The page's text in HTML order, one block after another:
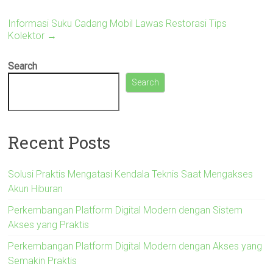
Informasi Suku Cadang Mobil Lawas Restorasi Tips
Kolektor →
Search
Search
Recent Posts
Solusi Praktis Mengatasi Kendala Teknis Saat Mengakses
Akun Hiburan
Perkembangan Platform Digital Modern dengan Sistem
Akses yang Praktis
Perkembangan Platform Digital Modern dengan Akses yang
Semakin Praktis